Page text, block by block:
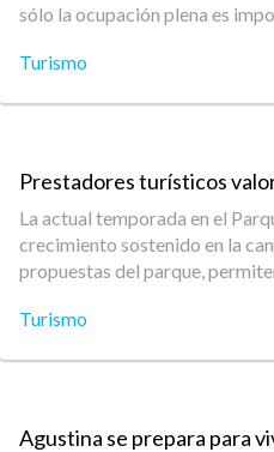
sólo la ocupación plena es
Turismo
Prestadores turísticos
La actual temporada en el
crecimiento sostenido en la
propuestas del parque,
Turismo
Agustina se prepara para